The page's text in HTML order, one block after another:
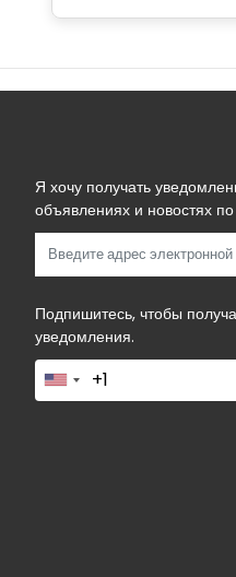
Я хочу получать
объявлениях и новостях
Подпишитесь, чтобы
уведомления.